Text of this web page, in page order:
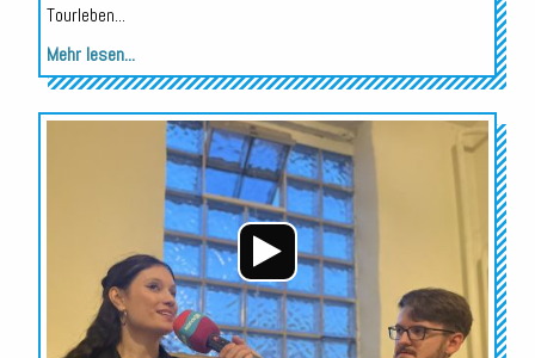
Tourleben...
Mehr lesen...
Audio-
Player